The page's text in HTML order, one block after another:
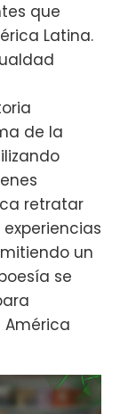
que
Latina.
de la
retratar
un
se